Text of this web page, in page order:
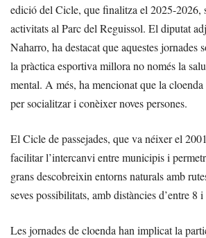
edició del Cicle, que finalitza el 2025-2026,
activitats al Parc del Reguissol. El diputat
Naharro, ha destacat que aquestes jornades
la pràctica esportiva millora no només la
mental. A més, ha mencionat que la
per socialitzar i conèixer noves persones.
El Cicle de passejades, que va néixer el
facilitar l’intercanvi entre municipis i
grans descobreixin entorns naturals amb
seves possibilitats, amb distàncies d’entre 8
Les jornades de cloenda han implicat la